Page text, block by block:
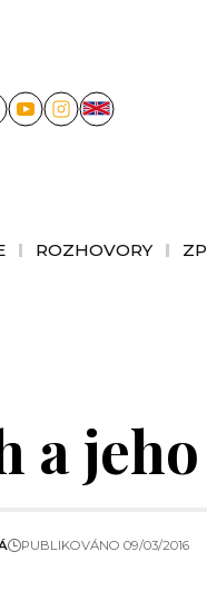
ROZHOVORY
a
PUBLIKOVÁNO 09/03/2016